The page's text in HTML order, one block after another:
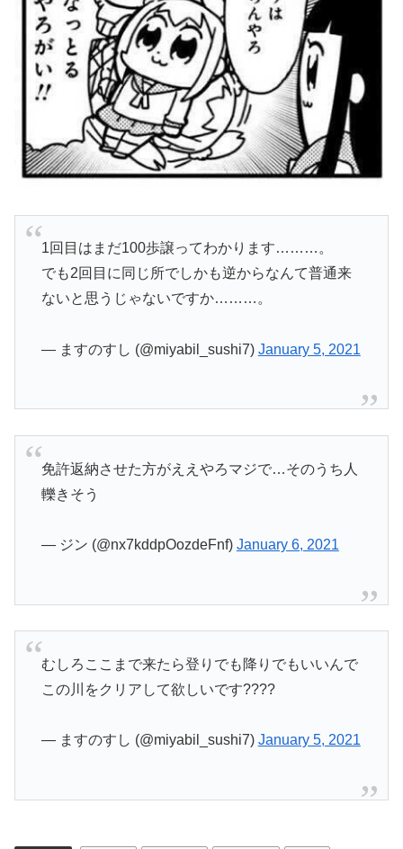
1回目はまだ100歩譲ってわかります………。
でも2回目に同じ所でしかも逆からなんて普通来
ないと思うじゃないですか………。
— ますのすし (@miyabil_sushi7) January 5, 2021
免許返納させた方がええやろマジで…そのうち人
轢きそう
— ジン (@nx7kddpOozdeFnf) January 6, 2021
むしろここまで来たら登りでも降りでもいいんで
この川をクリアして欲しいです????
— ますのすし (@miyabil_sushi7) January 5, 2021